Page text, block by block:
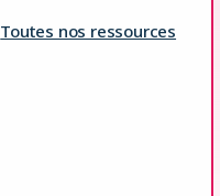
Toutes nos ressources